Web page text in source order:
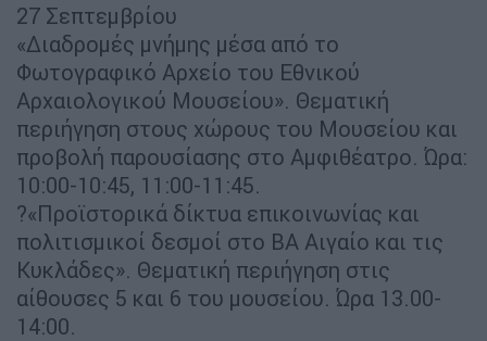
27 Σεπτεμβρίου
«Διαδρομές μνήμης μέσα από το
Φωτογραφικό Αρχείο του Εθνικού
Αρχαιολογικού Μουσείου». Θεματική
περιήγηση στους χώρους του Μουσείου και
προβολή παρουσίασης στο Αμφιθέατρο. Ώρα:
10:00-10:45, 11:00-11:45.
?«Προϊστορικά δίκτυα επικοινωνίας και
πολιτισμικοί δεσμοί στο ΒΑ Αιγαίο και τις
Κυκλάδες». Θεματική περιήγηση στις
αίθουσες 5 και 6 του μουσείου. Ώρα 13.00-
14:00.